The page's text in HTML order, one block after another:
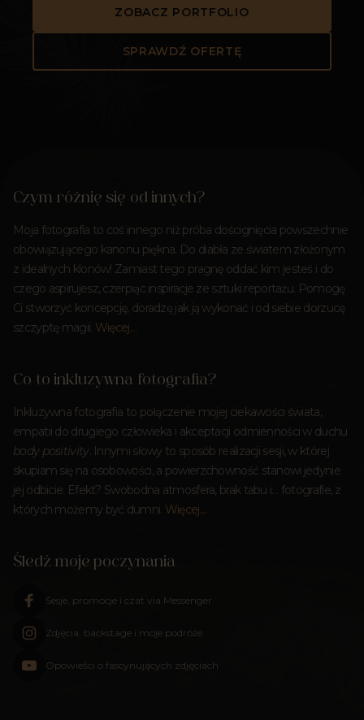
ZOBACZ PORTFOLIO
SPRAWDŹ OFERTĘ
Czym różnię się od innych?
Moja fotografia to coś innego niż próba doścignięcia powszechnie
obowiązującego kanonu piękna. Do diabła ze światem złożonym
z idealnych klonów! Zamiast tego pragnę oddać kim jesteś i do
czego aspirujesz, czerpiąc inspiracje ze sztuki reportażu. Pomogę
Ci stworzyć koncepcję, doradzę jak ją wykonać i od siebie dorzucę
szczyptę magii. Więcej…
Co to inkluzywna fotografia?
Inkluzywna fotografia to połączenie mojej ciekawości świata,
empatii do drugiego człowieka i akceptacji odmienności w duchu
body positivity. Innymi słowy to sposób realizacji sesji, w której
skupiam się na osobowości, a powierzchowność stanowi jedynie
jej odbicie. Efekt? Swobodna atmosfera, brak tabu i… fotografie, z
których możemy być dumni. Więcej…
Śledź moje poczynania
Sesje, promocje i czat via Messenger
Zdjęcia, backstage i moje podróże
Opowieści o fascynujących zdjęciach